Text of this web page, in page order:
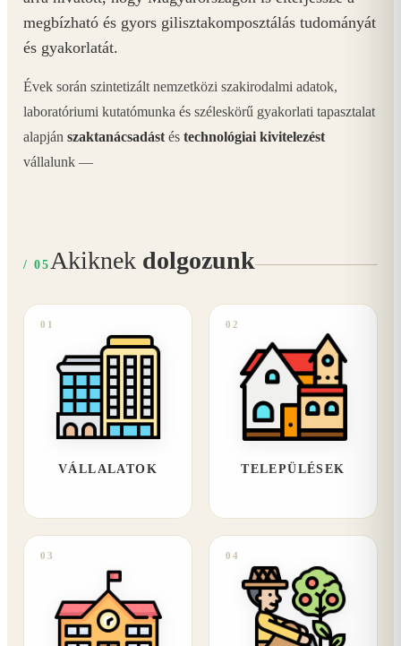
megbízható és gyors gilisztakomposztálás tudományát
és gyakorlatát.
Évek során szintetizált nemzetközi szakirodalmi adatok,
laboratóriumi kutatómunka és széleskörű gyakorlati tapasztalat
alapján szaktanácsadást és technológiai kivitelezést
vállalunk —
/ 05 Akiknek dolgozunk
01
VÁLLALATOK
02
TELEPÜLÉSEK
03 04